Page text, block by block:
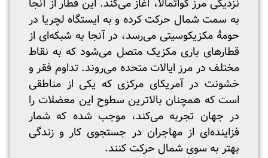
نزدیکی مرز گواتمالا، آغاز می‌کند. این قطار از آنجا
به سمت شمال حرکت کرده و به ایستگاه لچریا در
حومۀ مکزیکوسیتی می‌رسد، در آنجا به شبکه‌ای از
قطارهای باری مکزیک متصل می‌شود که به نقاط
مختلف در مرز ایالات متحده می‌روند. تداوم فقر و
خشونت در آمریکای مرکزی که یکی از مناطقی
است که همچنان بالاترین سطوح این معضلات را
در جهان تجربه می‌کند، موجب شده که شمار
فزاینده‌ای از مهاجران در جستجوی کار و زندگی
بهتر به سوی شمال حرکت کنند.